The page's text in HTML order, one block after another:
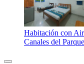
Habitación con
Canales del